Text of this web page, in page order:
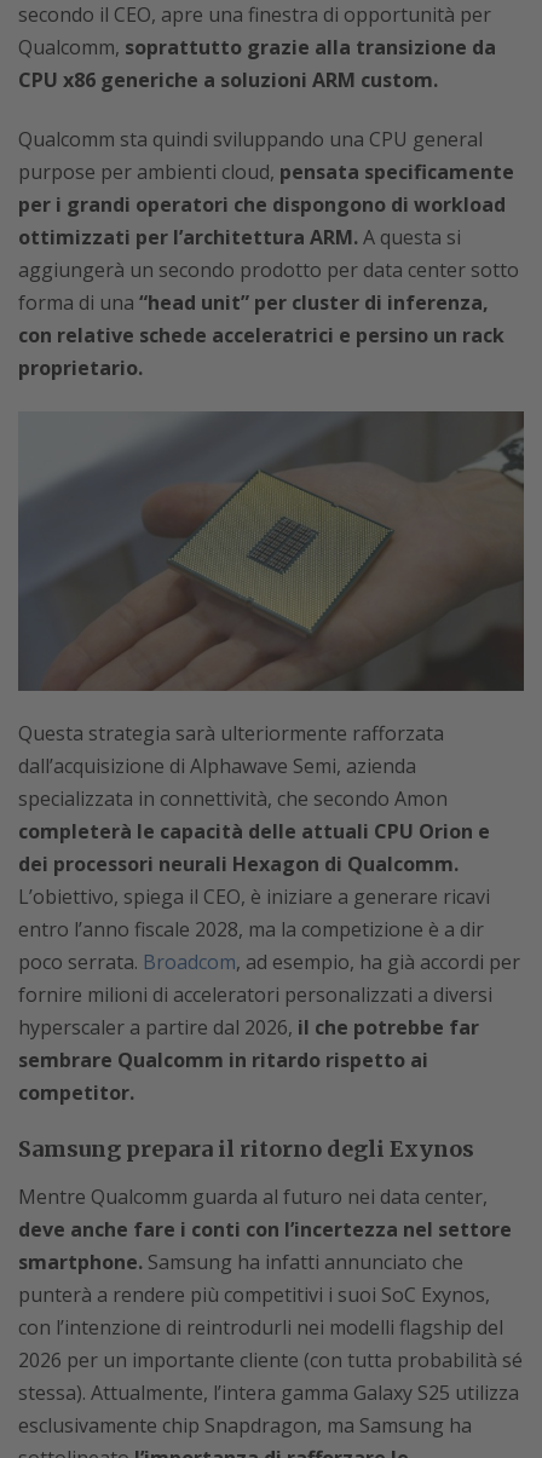
secondo il CEO, apre una finestra di opportunità per
Qualcomm, soprattutto grazie alla transizione da
CPU x86 generiche a soluzioni ARM custom.
Qualcomm sta quindi sviluppando una CPU general
purpose per ambienti cloud, pensata specificamente
per i grandi operatori che dispongono di workload
ottimizzati per l’architettura ARM.A questa si
aggiungerà un secondo prodotto per data center sotto
forma di una “head unit” per cluster di inferenza,
con relative schede acceleratrici e persino un rack
proprietario.
Questa strategia sarà ulteriormente rafforzata
dall’acquisizione di Alphawave Semi, azienda
specializzata in connettività, che secondo Amon
completerà le capacità delle attuali CPU Orion e
dei processori neurali Hexagon di Qualcomm.
L’obiettivo, spiega il CEO, è iniziare a generare ricavi
entro l’anno fiscale 2028, ma la competizione è a dir
poco serrata. Broadcom, ad esempio, ha già accordi per
fornire milioni di acceleratori personalizzati a diversi
hyperscaler a partire dal 2026, il che potrebbe far
sembrare Qualcomm in ritardo rispetto ai
competitor.
Samsung prepara il ritorno degli Exynos
Mentre Qualcomm guarda al futuro nei data center,
deve anche fare i conti con l’incertezza nel settore
smartphone. Samsung ha infatti annunciato che
punterà a rendere più competitivi i suoi SoC Exynos,
con l’intenzione di reintrodurli nei modelli flagship del
2026 per un importante cliente (con tutta probabilità sé
stessa). Attualmente, l’intera gamma Galaxy S25 utilizza
esclusivamente chip Snapdragon, ma Samsung ha